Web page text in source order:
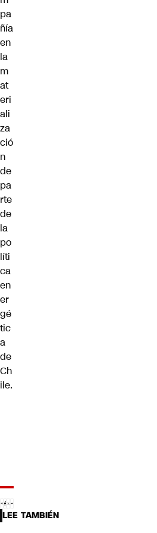
pa
ñía
en
la
m
at
eri
ali
za
ció
n
de
pa
rte
de
la
po
líti
ca
en
er
gé
tic
a
de
Ch
ile.
LEE TAMBIÉN